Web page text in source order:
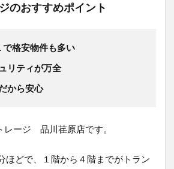
のおすすめポイント
で格安物件も多い
リティが万全
から安心
レージ 品川荏原店です。
ほどで、１階から４階までがトラン